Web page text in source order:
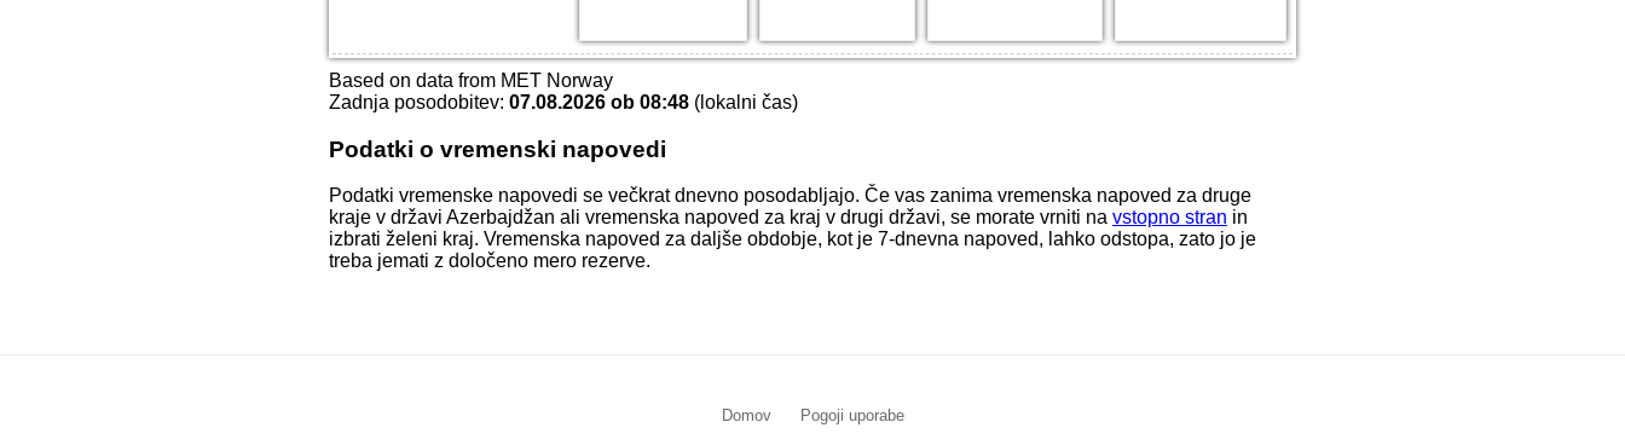
Based on data from MET Norway
Zadnja posodobitev: 07.08.2026 ob 08:48 (lokalni čas)
Podatki o vremenski napovedi
Podatki vremenske napovedi se večkrat dnevno posodabljajo. Če vas zanima vremenska napoved za druge
kraje v državi Azerbajdžan ali vremenska napoved za kraj v drugi državi, se morate vrniti na vstopno stran in
izbrati želeni kraj. Vremenska napoved za daljše obdobje, kot je 7-dnevna napoved, lahko odstopa, zato jo je
treba jemati z določeno mero rezerve.
Domov Pogoji uporabe